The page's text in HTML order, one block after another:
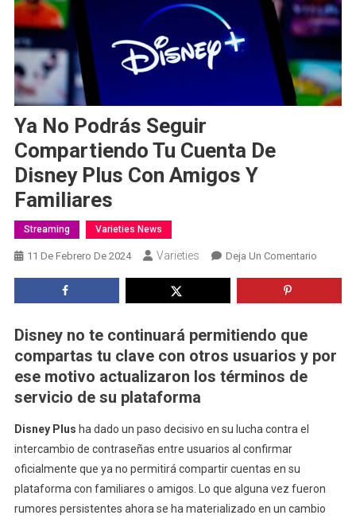
Ya No Podrás Seguir
Compartiendo Tu Cuenta De
Disney Plus Con Amigos Y
Familiares
Streaming Varieties News
11 De Febrero De 2024 Varieties Deja Un ComentarioEn
Tu
Y
Disney no te continuará permitiendo que
compartas tu clave con otros usuarios y por
ese motivo actualizaron los términos de
servicio de su plataforma
Disney Plus ha dado un paso decisivo en su lucha contra el
intercambio de contraseñas entre usuarios al confirmar
oficialmente que ya no permitirá compartir cuentas en su
plataforma con familiares o amigos. Lo que alguna vez fueron
rumores persistentes ahora se ha materializado en un cambio